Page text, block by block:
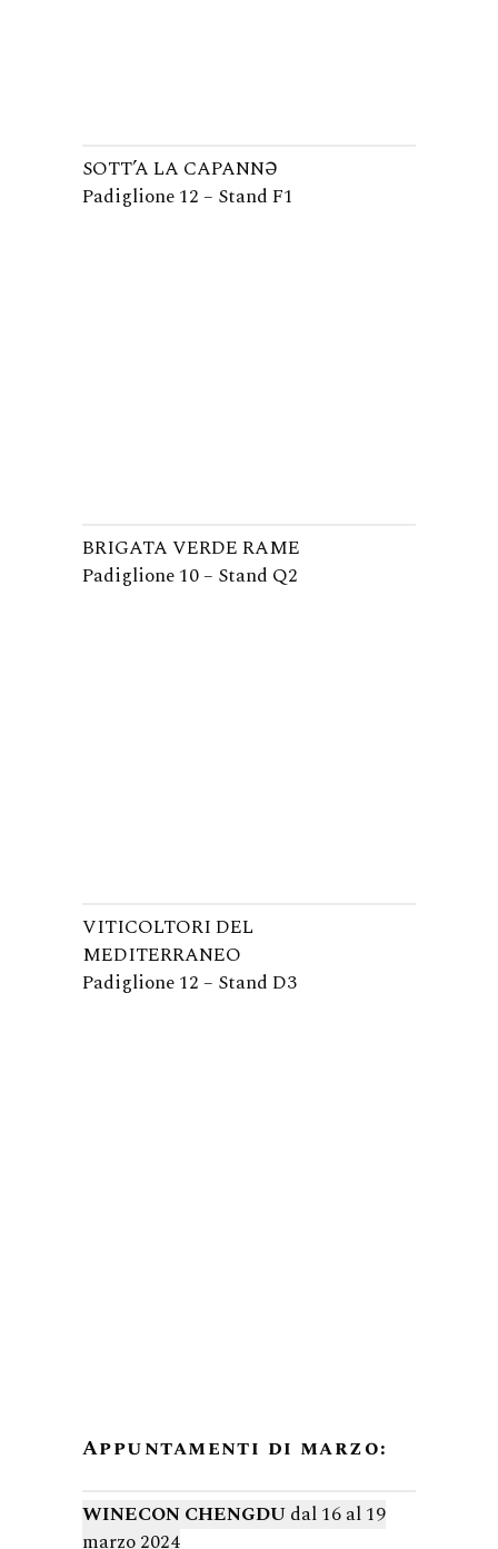
SOTT’A LA CAPANNƏ
Padiglione 12 – Stand F1
BRIGATA VERDE RAME
Padiglione 10 – Stand Q2
VITICOLTORI DEL
MEDITERRANEO
Padiglione 12 – Stand D3
Appuntamenti di marzo:
WINECON CHENGDUdal 16 al 19
marzo 2024